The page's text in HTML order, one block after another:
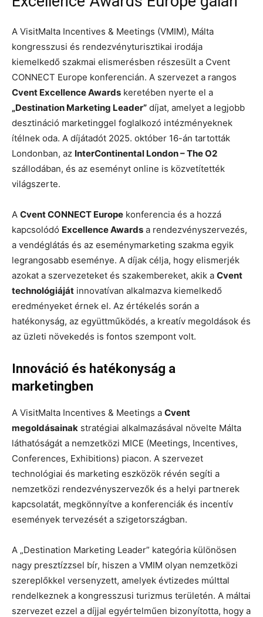
A VisitMalta Incentives & Meetings (VMIM), Málta
kongresszusi és rendezvényturisztikai irodája
kiemelkedő szakmai elismerésben részesült a Cvent
CONNECT Europe konferencián. A szervezet a rangos
Cvent Excellence Awards keretében nyerte el a
„Destination Marketing Leader” díjat, amelyet a legjobb
desztináció marketinggel foglalkozó intézményeknek
ítélnek oda. A díjátadót 2025. október 16-án tartották
Londonban, az InterContinental London – The O2
szállodában, és az eseményt online is közvetítették
világszerte.
A Cvent CONNECT Europe konferencia és a hozzá
kapcsolódó Excellence Awards a rendezvényszervezés,
a vendéglátás és az eseménymarketing szakma egyik
legrangosabb eseménye. A díjak célja, hogy elismerjék
azokat a szervezeteket és szakembereket, akik a Cvent
technológiáját innovatívan alkalmazva kiemelkedő
eredményeket érnek el. Az értékelés során a
hatékonyság, az együttműködés, a kreatív megoldások és
az üzleti növekedés is fontos szempont volt.
Innováció és hatékonyság a
marketingben
A VisitMalta Incentives & Meetings a Cvent
megoldásainak stratégiai alkalmazásával növelte Málta
láthatóságát a nemzetközi MICE (Meetings, Incentives,
Conferences, Exhibitions) piacon. A szervezet
technológiai és marketing eszközök révén segíti a
nemzetközi rendezvényszervezők és a helyi partnerek
kapcsolatát, megkönnyítve a konferenciák és incentív
események tervezését a szigetországban.
A „Destination Marketing Leader” kategória különösen
nagy presztízzsel bír, hiszen a VMIM olyan nemzetközi
szereplőkkel versenyzett, amelyek évtizedes múlttal
rendelkeznek a kongresszusi turizmus területén. A máltai
szervezet ezzel a díjjal egyértelműen bizonyította, hogy a